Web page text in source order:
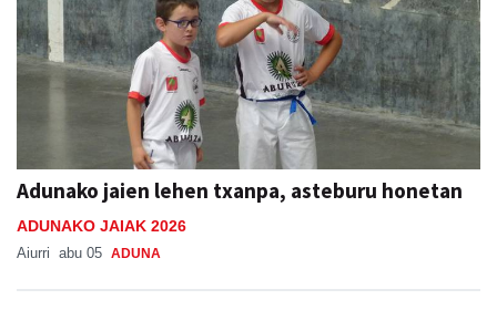
Adunako jaien lehen txanpa, asteburu honetan
ADUNAKO JAIAK 2026
Aiurri abu 05 ADUNA